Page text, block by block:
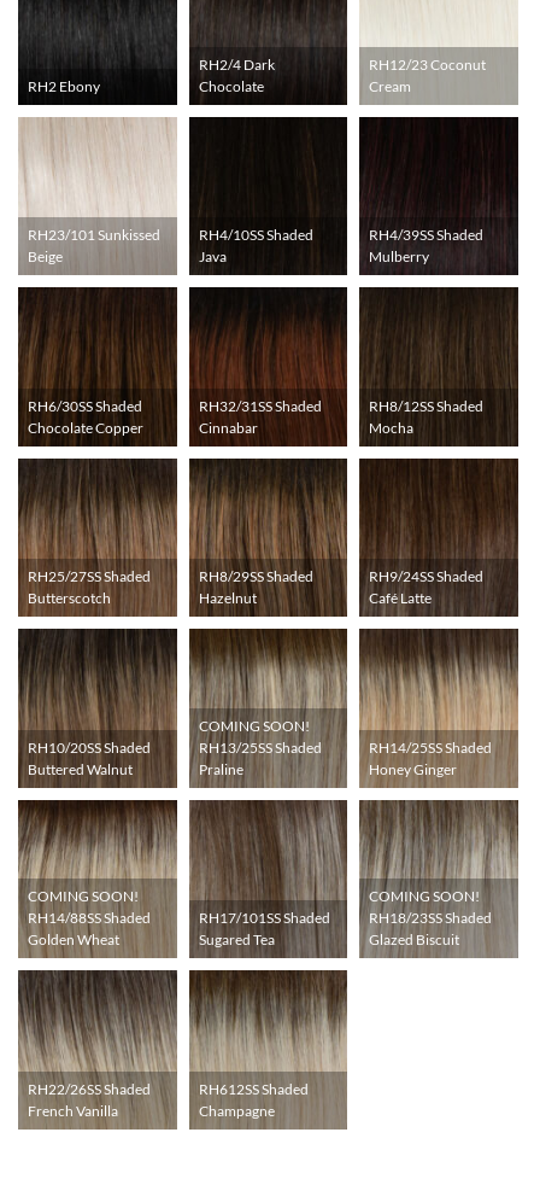
RH2 Ebony
RH2/4 Dark
Chocolate
RH12/23 Coconut
Cream
RH23/101 Sunkissed
Beige
RH4/10SS Shaded
Java
RH4/39SS Shaded
Mulberry
RH6/30SS Shaded
Chocolate Copper
RH32/31SS Shaded
Cinnabar
RH8/12SS Shaded
Mocha
RH25/27SS Shaded
Butterscotch
RH8/29SS Shaded
Hazelnut
RH9/24SS Shaded
Café Latte
RH10/20SS Shaded
Buttered Walnut
COMING SOON!
RH13/25SS Shaded
Praline
RH14/25SS Shaded
Honey Ginger
COMING SOON!
RH14/88SS Shaded
Golden Wheat
RH17/101SS Shaded
Sugared Tea
COMING SOON!
RH18/23SS Shaded
Glazed Biscuit
RH22/26SS Shaded
French Vanilla
RH612SS Shaded
Champagne